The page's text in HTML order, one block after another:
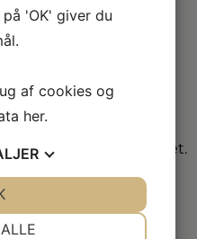
DK
Vælg mellem mange
forhandlere i hele landet.
'OK' giver du
af cookies og
her.